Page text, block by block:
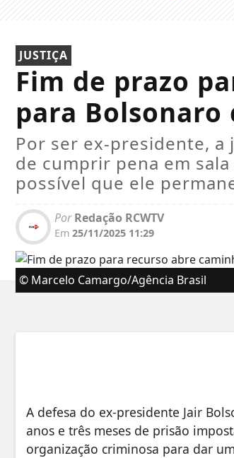
JUSTIÇA
Fim de prazo
para
Por ser ex-presidente,
de cumprir pena em
possível que ele
PorRedação RCWTV
Em 25/11/2025 11:29
© Marcelo Camargo/Agência Brasil
A defesa do ex-presidente Jair
anos e três meses de prisão
organização criminosa para dar